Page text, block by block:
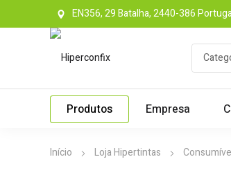
EN356, 29 Batalha, 2440-386
Produtos Empresa
Início Loja Hipertintas